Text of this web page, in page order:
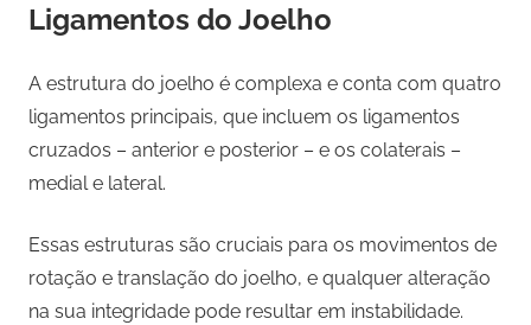
Ligamentos do Joelho
A estrutura do joelho é complexa e conta com quatro
ligamentos principais, que incluem os ligamentos
cruzados – anterior e posterior – e os colaterais –
medial e lateral.
Essas estruturas são cruciais para os movimentos de
rotação e translação do joelho, e qualquer alteração
na sua integridade pode resultar em instabilidade.